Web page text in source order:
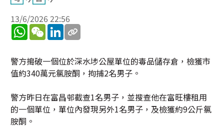
13/6/2026 22:56
WhatsApp
WeChatLinkedIn
警方搗破一個位於深水埗公屋單位的毒品儲存倉，檢獲市
值約340萬元氯胺酮，拘捕2名男子。
警方昨日在富昌邨截查1名男子，並搜查他在富旺樓租用
的一個單位，單位內發現另外1名男子，及檢獲約9公斤氯
胺酮。